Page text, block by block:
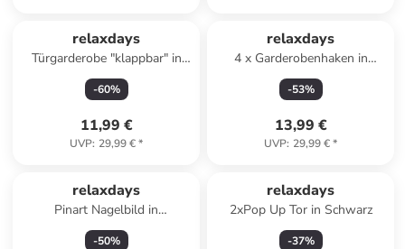
relaxdays
Türgarderobe "klappbar" in
Weiß
-60%
11,99 €
UVP: 29,99 €*
relaxdays
4 x Garderobenhaken in
Natur/ Schwarz - (B)5 x (H)7 x
(T)5 cm
-53%
13,99 €
UVP: 29,99 €*
relaxdays
Pinart Nagelbild in
Schwarz/Silber
-50%
relaxdays
2xPop Up Tor in Schwarz
-37%